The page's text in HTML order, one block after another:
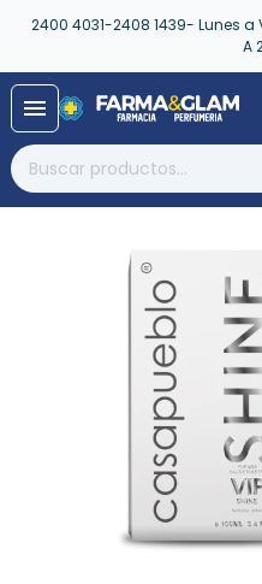
2400 4031-2408 1439- Lunes a
A
menu